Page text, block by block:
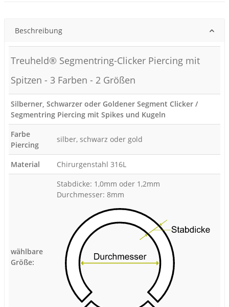
Beschreibung
Treuheld® Segmentring-Clicker Piercing mit
Spitzen - 3 Farben - 2 Größen
Silberner, Schwarzer oder Goldener Segment Clicker /
Segmentring Piercing mit Spikes und Kugeln
Farbe
Piercing
silber, schwarz oder gold
Material Chirurgenstahl 316L
wählbare
Größe:
Stabdicke: 1,0mm oder 1,2mm
Durchmesser: 8mm